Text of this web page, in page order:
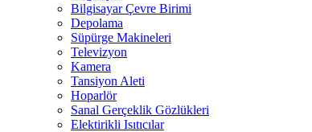
Bilgisayar Çevre Birimi
Depolama
Süpürge Makineleri
Televizyon
Kamera
Tansiyon Aleti
Hoparlör
Sanal Gerçeklik Gözlükleri
Elektirikli Isıtıcılar